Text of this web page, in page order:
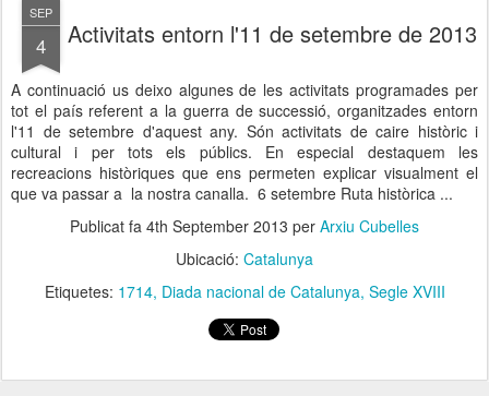
SEP
4 Activitats entorn l'11 de setembre de 2013
A continuació us deixo algunes de les activitats programades per
tot el país referent a la guerra de successió, organitzades entorn
l'11 de setembre d'aquest any. Són activitats de caire històric i
cultural i per tots els públics. En especial destaquem les
recreacions històriques que ens permeten explicar visualment el
que va passar a la nostra canalla. 6 setembre Ruta històrica ...
Publicat fa 4th September 2013 per Arxiu Cubelles
Ubicació: Catalunya
Etiquetes: 1714 Diada nacional de Catalunya Segle XVIII